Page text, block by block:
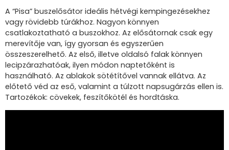
A “Pisa” buszelősátor ideális hétvégi kempingezésekhez
vagy rövidebb túrákhoz. Nagyon könnyen
csatlakoztatható a buszokhoz. Az elősátornak csak egy
merevítője van, így gyorsan és egyszerűen
összeszerelhető. Az első, illetve oldalsó falak könnyen
lecipzárazhatóak, ilyen módon naptetőként is
használható. Az ablakok sötétítővel vannak ellátva. Az
előtető véd az eső, valamint a túlzott napsugárzás ellen is.
Tartozékok: cövekek, feszítőkötél és hordtáska.